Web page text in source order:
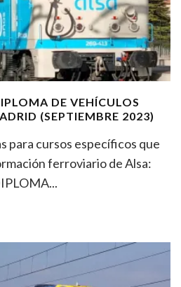
DE VEHÍCULOS
(SEPTIEMBRE 2023)
para cursos específicos que
ferroviario de Alsa:
...